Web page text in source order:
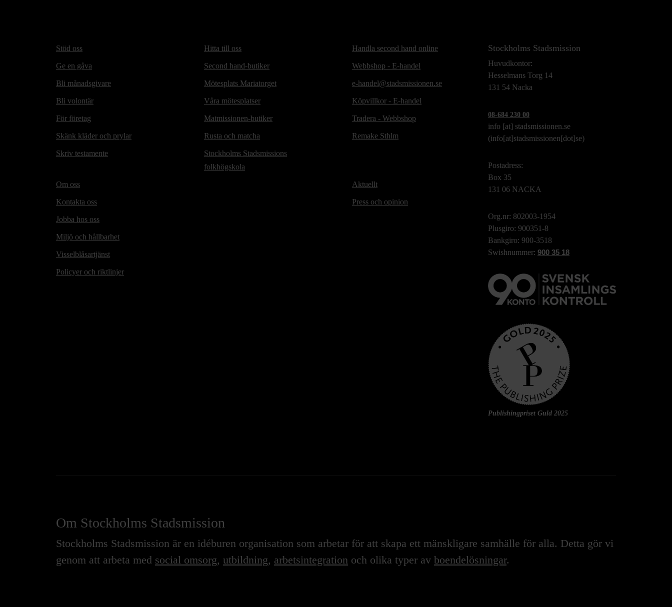
Stöd oss
Ge en gåva
Bli månadsgivare
Bli volontär
För företag
Skänk kläder och prylar
Skriv testamente
Hitta till oss
Second hand-butiker
Mötesplats Mariatorget
Våra mötesplatser
Matmissionen-butiker
Rusta och matcha
Stockholms Stadsmissions
folkhögskola
Handla second hand online
Webbshop - E-handel
e-handel@stadsmissionen.se
Köpvillkor - E-handel
Tradera - Webbshop
Remake Sthlm
Om oss
Kontakta oss
Jobba hos oss
Miljö och hållbarhet
Visselblåsartjänst
Policyer och riktlinjer
Aktuellt
Press och opinion
Stockholms Stadsmission
Huvudkontor:
Hesselmans Torg 14
131 54 Nacka
08-684 230 00
info [at] stadsmissionen.se
(info[at]stadsmissionen[dot]se)
Postadress:
Box 35
131 06 NACKA
Org.nr: 802003-1954
Plusgiro: 900351-8
Bankgiro: 900-3518
Swishnummer: 900 35 18
Publishingpriset Guld 2025
Om Stockholms Stadsmission
Stockholms Stadsmission är en idéburen organisation som arbetar för att skapa ett mänskligare samhälle för alla. Detta gör vi
genom att arbeta med social omsorg, utbildning, arbetsintegration och olika typer av boendelösningar.